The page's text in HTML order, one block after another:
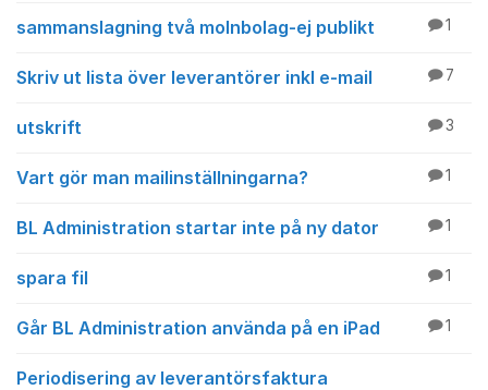
sammanslagning två molnbolag-ej publikt 1
Skriv ut lista över leverantörer inkl e-mail 7
utskrift 3
Vart gör man mailinställningarna? 1
BL Administration startar inte på ny dator 1
spara fil 1
Går BL Administration använda på en iPad 1
Periodisering av leverantörsfaktura